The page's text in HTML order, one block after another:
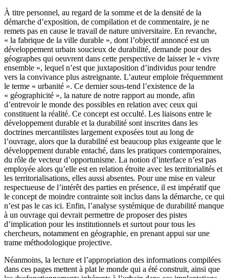
À titre personnel, au regard de la somme et de la densité de la
démarche d’exposition, de compilation et de commentaire, je ne
remets pas en cause le travail de nature universitaire. En revanche,
« la fabrique de la ville durable », dont l’objectif annoncé est un
développement urbain soucieux de durabilité, demande pour des
géographes qui oeuvrent dans cette perspective de laisser le « vivre
ensemble », lequel n’est que juxtaposition d’individus pour tendre
vers la convivance plus astreignante. L’auteur emploie fréquemment
le terme « urbanité ». Ce dernier sous‑tend l’existence de la
« géographicité », la nature de notre rapport au monde, afin
d’entrevoir le monde des possibles en relation avec ceux qui
constituent la réalité. Ce concept est occulté. Les liaisons entre le
développement durable et la durabilité sont inscrites dans les
doctrines mercantilistes largement exposées tout au long de
l’ouvrage, alors que la durabilité est beaucoup plus exigeante que le
développement durable entaché, dans les pratiques contemporaines,
du rôle de vecteur d’opportunisme. La notion d’interface n’est pas
employée alors qu’elle est en relation étroite avec les territorialités et
les territorialisations, elles aussi absentes. Pour une mise en valeur
respectueuse de l’intérêt des parties en présence, il est impératif que
le concept de moindre contrainte soit inclus dans la démarche, ce qui
n’est pas le cas ici. Enfin, l’analyse systémique de durabilité manque
à un ouvrage qui devrait permettre de proposer des pistes
d’implication pour les institutionnels et surtout pour tous les
chercheurs, notamment en géographie, en prenant appui sur une
trame méthodologique projective.
Néanmoins, la lecture et l’appropriation des informations compilées
dans ces pages mettent à plat le monde qui a été construit, ainsi que